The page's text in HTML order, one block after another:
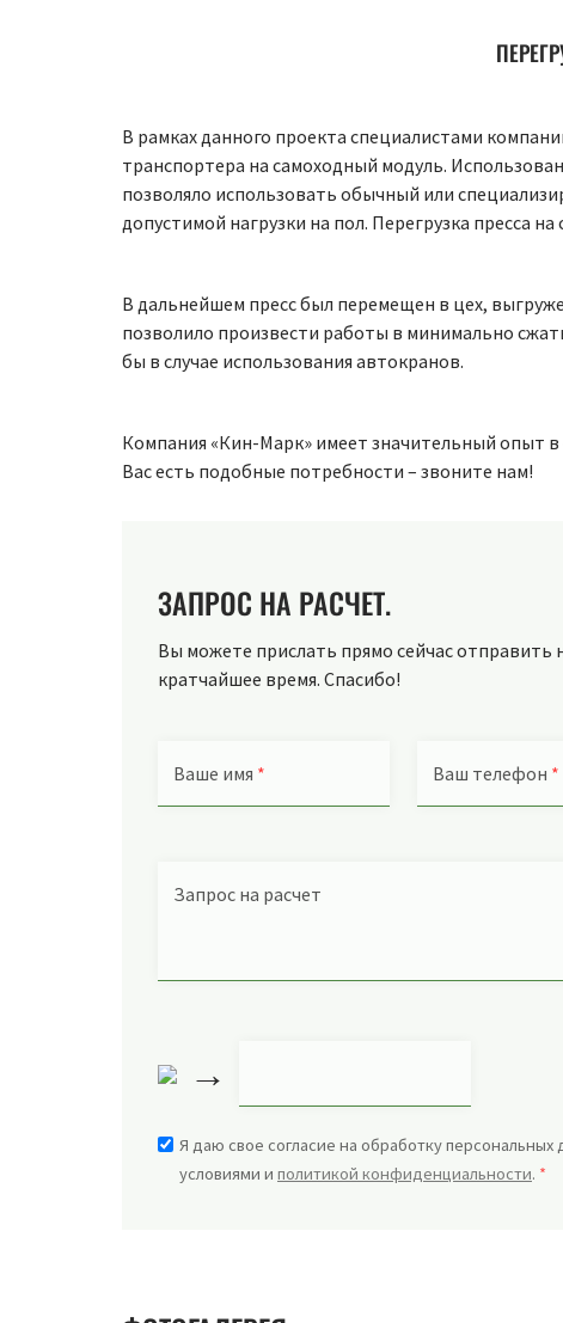
В рамках данного проекта специалистами
транспортера на самоходный модуль.
позволяло использовать обычный или
допустимой нагрузки на пол. Перегрузка пресса
В дальнейшем пресс был перемещен в цех,
позволило произвести работы в минимально
бы в случае использования автокранов.
Компания «Кин-Марк» имеет значительный опыт
Вас есть подобные потребности – звоните нам!
ЗАПРОС НА РАСЧЕТ.
Вы можете прислать прямо сейчас отправить
кратчайшее время. Спасибо!
Ваше имя * Ваш телефон *
Запрос на расчет
→
Я даю свое согласие на обработку персональных
условиями и политикой конфиденциальности. *